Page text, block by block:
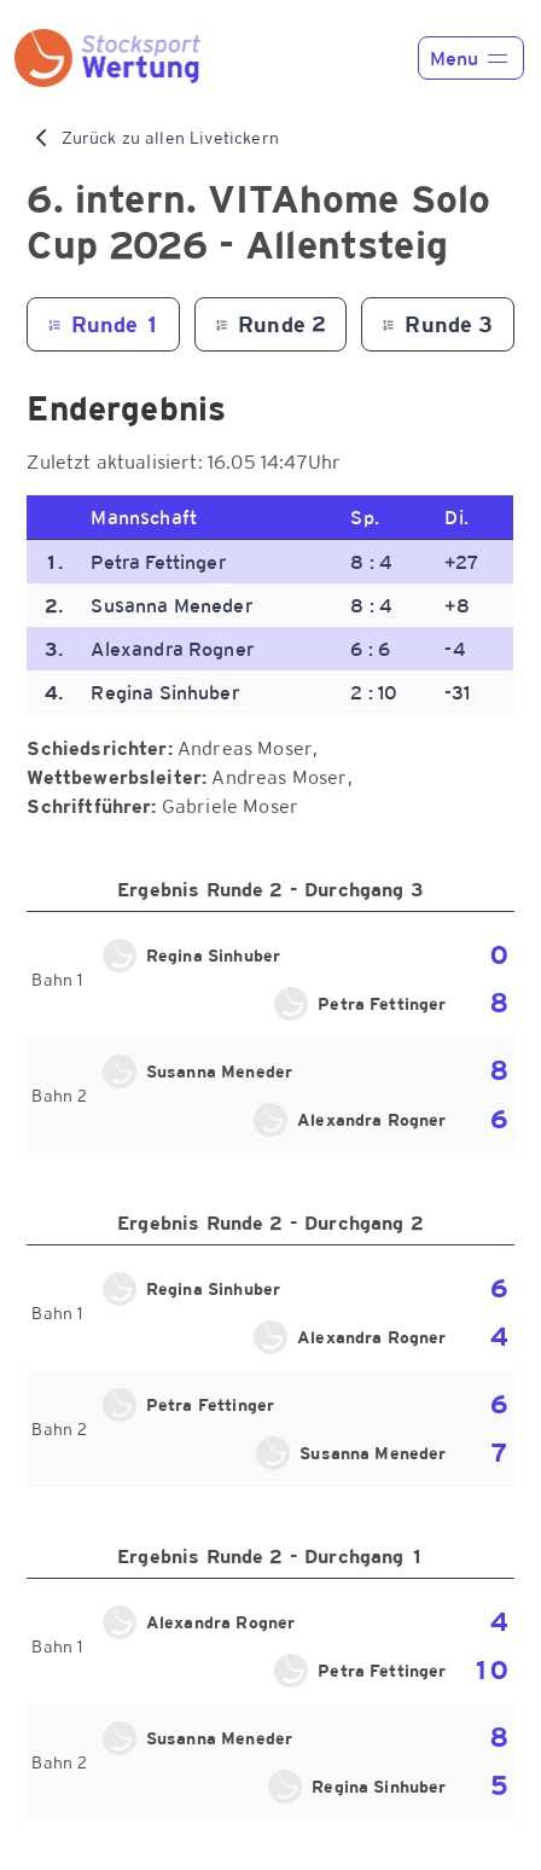
Menu
Funktionen
Preise
News
Liveticker
Kontakt
Registrieren Anmelden
Zurück zu allen Livetickern
6. intern. VITAhome Solo
Cup 2026 - Allentsteig
Runde 1 Runde 2 Runde 3
Endergebnis
Zuletzt aktualisiert: 16.05 14:47Uhr
Mannschaft Sp. Di.
1. Petra Fettinger 8 : 4
+27
2.
Susanna Meneder 8 : 4
+8
3.
Alexandra Rogner 6 : 6
-4
4.
Regina Sinhuber 2 : 10 -31
Schiedsrichter: Andreas Moser
Wettbewerbsleiter: Andreas Moser
Schriftführer: Gabriele Moser
Ergebnis Runde 2 - Durchgang 3
Bahn 1
Regina Sinhuber
0
8
Petra Fettinger
Bahn 2
Susanna Meneder
8
6
Alexandra Rogner
Ergebnis Runde 2 - Durchgang 2
Bahn 1
Regina Sinhuber
6
4
Alexandra Rogner
Bahn 2
Petra Fettinger
6
7
Susanna Meneder
Ergebnis Runde 2 - Durchgang 1
Bahn 1
Alexandra Rogner
4
10
Petra Fettinger
Bahn 2
Susanna Meneder
8
5
Regina Sinhuber